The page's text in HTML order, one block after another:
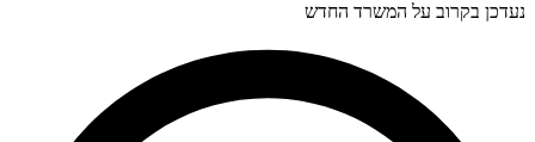
נעדכן בקרוב על המשרד החדש